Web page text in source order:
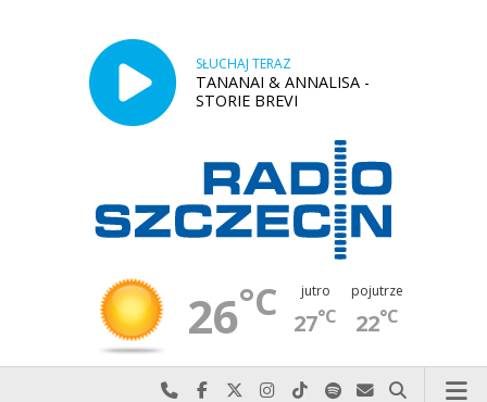
SŁUCHAJ TERAZ
TANANAI & ANNALISA -
STORIE BREVI
26°C jutro
27°C
pojutrze
22°C
Najlepiej po prostu do nas zadzwoń
Odwiedź nas na Facebook-u
Odwiedź nas na X
Odwiedź nas na Instagram-ie
Odwiedź nas na TikTok-u
Szukaj nas na Spotify
Wyślij do nas
Szukaj